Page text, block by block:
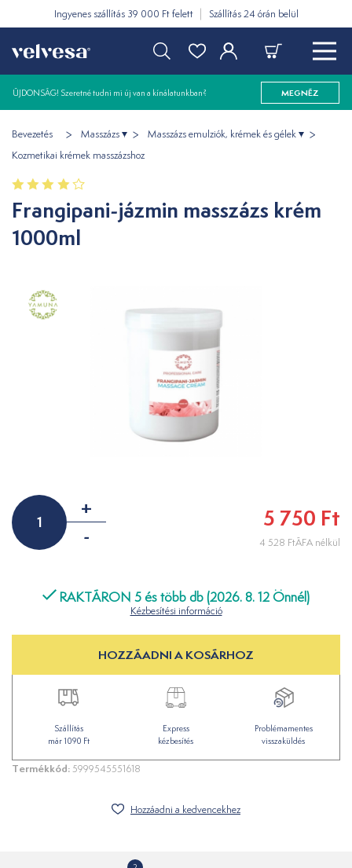
Ingyenes szállítás 39 000 Ft felett Szállítás 24 órán belül
ÚJDONSÁG! Szeretné tudni mi új van a kínálatunkban? MEGNÉZ
Bevezetés Masszázs
Masszázs emulziók, krémek és gélek
Kozmetikai krémek masszázshoz
Frangipani-jázmin masszázs krém
1000ml
+
-
5 750 Ft
4 528 FtÁFA nélkül
RAKTÁRON 5 és több db (2026. 8. 12 Önnél)
Kézbesítési információ
HOZZÁADNI A KOSÁRHOZ
Szállítás
már 1090 Ft
Express
kézbesítés
Problémamentes
visszaküldés
Termékkód: 5999545551618
Hozzáadni a kedvencekhez